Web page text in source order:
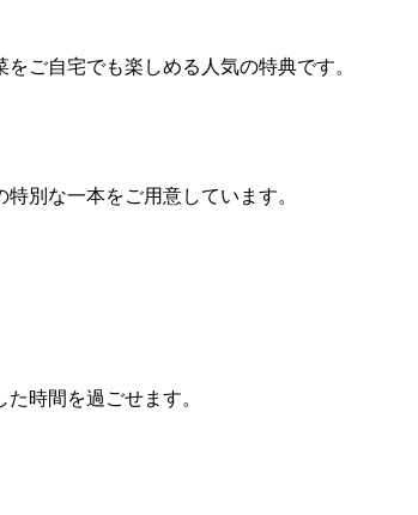
ご自宅でも楽しめる人気の特典です。
別な一本をご用意しています。
時間を過ごせます。